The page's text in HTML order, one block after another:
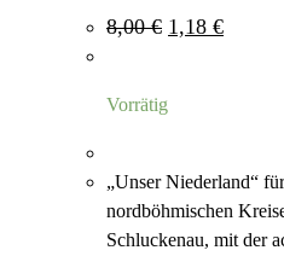
8,00€
Preis
1,18 €
Preis
Vorrätig
„Unser Niederland“
nordböhmischen
Schluckenau, mit der